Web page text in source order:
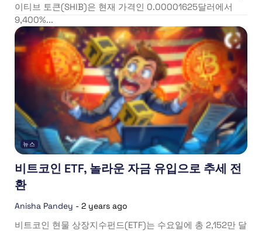
이티브 토큰(SHIB)은 현재 가격인 0.00001625달러에서
9,400%...
뉴스
비트코인 ETF, 놀라운 자금 유입으로 추세 전
환
Anisha Pandey - 2 years ago
비트코인 현물 상장지수펀드(ETF)는 수요일에 총 2,152만 달